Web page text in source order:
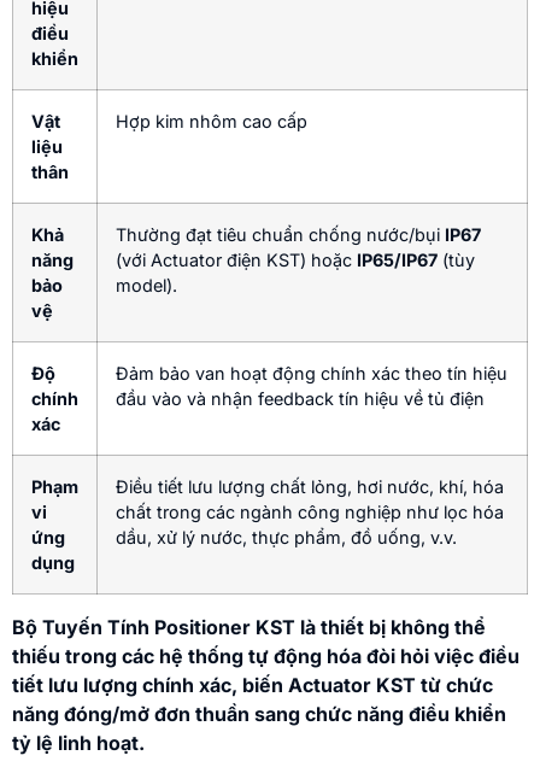
hiệu
điều
khiển
Vật
liệu
thân
Hợp kim nhôm cao cấp
Khả
năng
bảo
vệ
Thường đạt tiêu chuẩn chống nước/bụi IP67
(với Actuator điện KST) hoặc IP65/IP67 (tùy
model).
Độ
chính
xác
Đảm bảo van hoạt động chính xác theo tín hiệu
đầu vào và nhận feedback tín hiệu về tủ điện
Phạm
vi
ứng
dụng
Điều tiết lưu lượng chất lỏng, hơi nước, khí, hóa
chất trong các ngành công nghiệp như lọc hóa
dầu, xử lý nước, thực phẩm, đồ uống, v.v.
Bộ Tuyến Tính Positioner KST là thiết bị không thể
thiếu trong các hệ thống tự động hóa đòi hỏi việc điều
tiết lưu lượng chính xác, biến Actuator KST từ chức
năng đóng/mở đơn thuần sang chức năng điều khiển
tỷ lệ linh hoạt.